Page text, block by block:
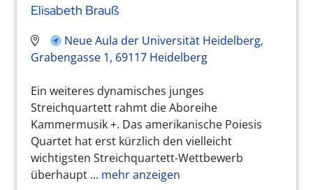
Elisabeth Brauß
Neue Aula der Universität Heidelberg,
Grabengasse 1, 69117 Heidelberg
Ein weiteres dynamisches junges
Streichquartett rahmt die Aboreihe
Kammermusik +. Das amerikanische Poiesis
Quartet hat erst kürzlich den vielleicht
wichtigsten Streichquartett-Wettbewerb
überhaupt ... mehr anzeigen